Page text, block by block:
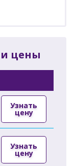
цены
Узнать
цену
Узнать
цену